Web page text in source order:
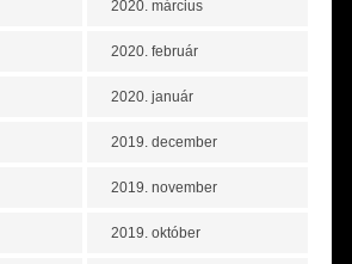
2020. március
2020. február
2020. január
2019. december
2019. november
2019. október